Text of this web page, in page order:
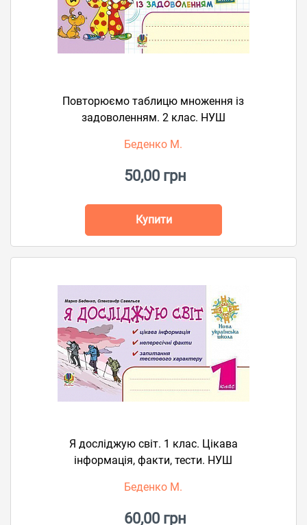
Повторюємо таблицю множення із
задоволенням. 2 клас. НУШ
Беденко М.
50,00 грн
Купити
Я досліджую світ. 1 клас. Цікава
інформація, факти, тести. НУШ
Беденко М.
60,00 грн